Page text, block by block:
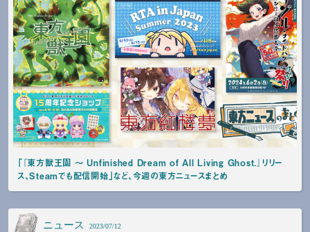
「『東方獣王園 〜 Unfinished Dream of All Living Ghost.』リリー
ス、Steamでも配信開始」など、今週の東方ニュースまとめ
ニュース 2023/07/12